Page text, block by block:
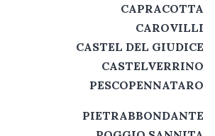
CAPRACOTTA
CAROVILLI
CASTEL DEL GIUDICE
CASTELVERRINO
PESCOPENNATARO
PIETRABBONDANTE